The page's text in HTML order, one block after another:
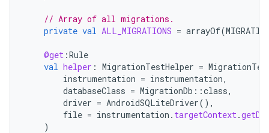
// Array of all migrations.
private val ALL_MIGRATIONS = arrayOf(
@get :Rule
val helper : MigrationTestHelper =
instrumentation = instrumentation,
databaseClass = MigrationDb ::class,
driver = AndroidSQLiteDriver(),
file = instrumentation . targetContext.
)